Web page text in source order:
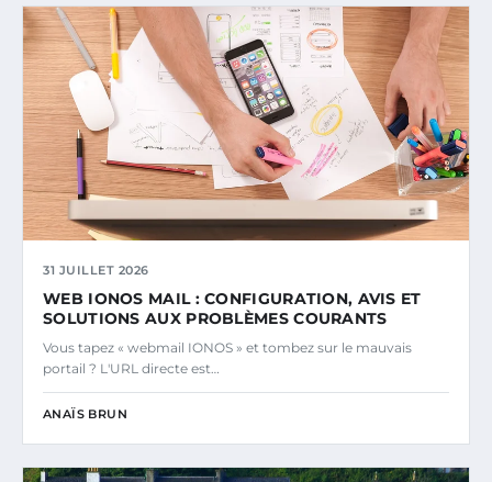
31 JUILLET 2026
WEB IONOS MAIL : CONFIGURATION, AVIS ET
SOLUTIONS AUX PROBLÈMES COURANTS
Vous tapez « webmail IONOS » et tombez sur le mauvais
portail ? L'URL directe est…
ANAÏS BRUN